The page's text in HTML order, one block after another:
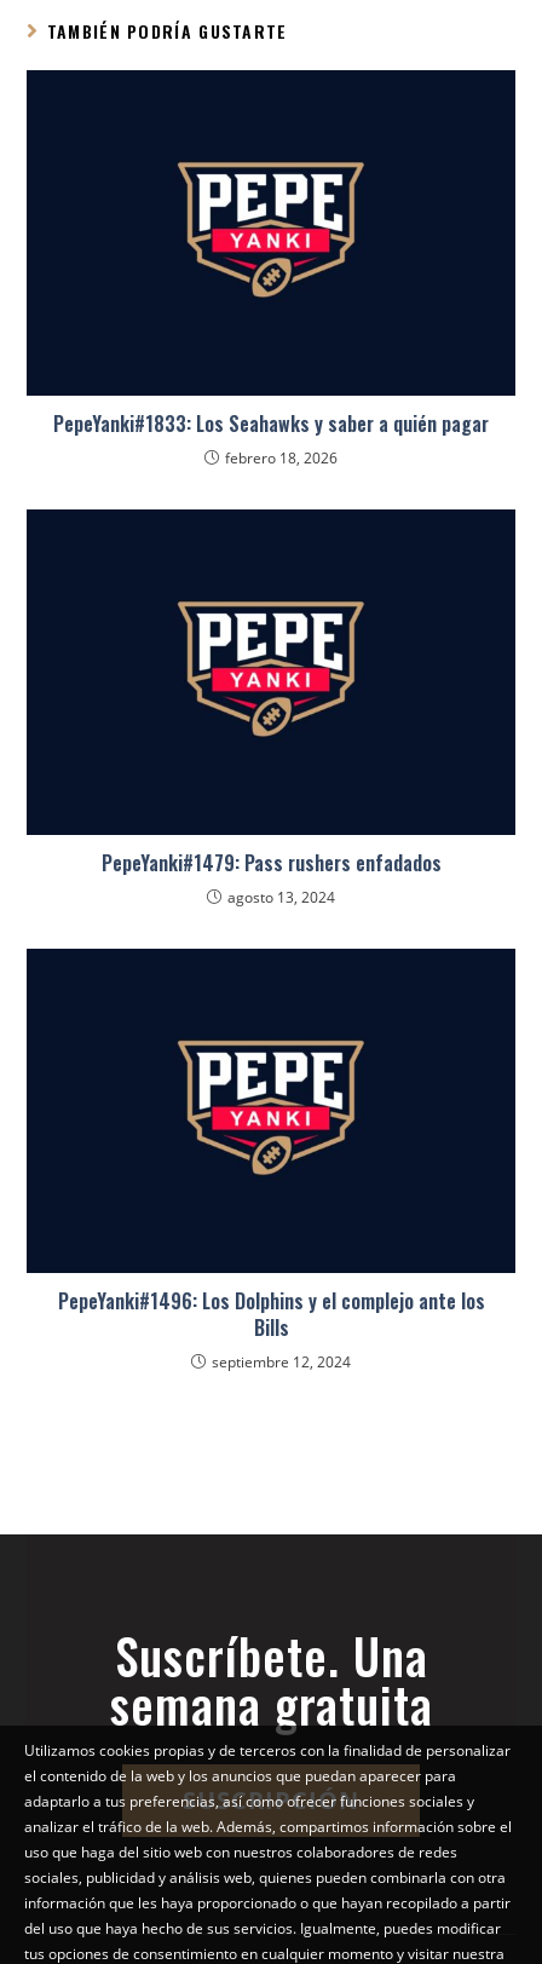
TAMBIÉN PODRÍA GUSTARTE
PepeYanki#1833: Los Seahawks y saber a quién pagar
febrero 18, 2026
PepeYanki#1479: Pass rushers enfadados
agosto 13, 2024
PepeYanki#1496: Los Dolphins y el complejo ante los
Bills
septiembre 12, 2024
Suscríbete. Una
semana gratuita
SUSCRIPCIÓN
Utilizamos cookies propias y de terceros con la finalidad de personalizar
el contenido de la web y los anuncios que puedan aparecer para
adaptarlo a tus preferencias, así como ofrecer funciones sociales y
analizar el tráfico de la web. Además, compartimos información sobre el
uso que haga del sitio web con nuestros colaboradores de redes
sociales, publicidad y análisis web, quienes pueden combinarla con otra
información que les haya proporcionado o que hayan recopilado a partir
del uso que haya hecho de sus servicios. Igualmente, puedes modificar
tus opciones de consentimiento en cualquier momento y visitar nuestra